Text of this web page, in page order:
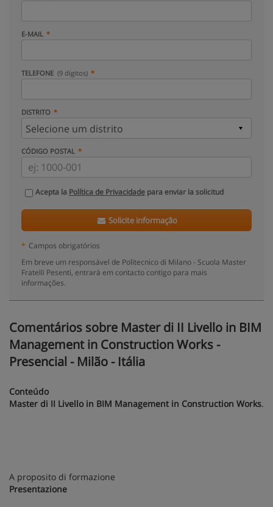
E-MAIL
TELEFONE (9 dígitos)
DISTRITO
CÓDIGO POSTAL
Acepta la Política de Privacidade para enviar la solicitud
Solicite informação
* Campos obrigatórios
Em breve um responsável de Politecnico di Milano - Scuola Master
Fratelli Pesenti, entrará em contacto contigo para mais
informações.
Comentários sobre Master di II Livello in BIM
Management in Construction Works -
Presencial - Milão - Itália
Conteúdo
Master di II Livello in BIM Management in Construction Works.
A proposito di formazione
Presentazione